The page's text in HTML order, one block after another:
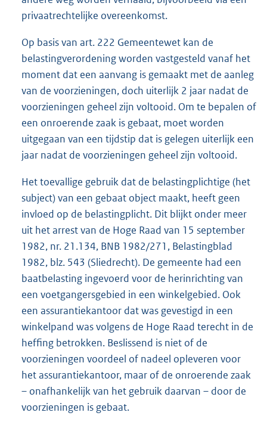
privaatrechtelijke overeenkomst.
Op basis van art. 222 Gemeentewet kan de
belastingverordening worden vastgesteld vanaf het
moment dat een aanvang is gemaakt met de aanleg
van de voorzieningen, doch uiterlijk 2 jaar nadat de
voorzieningen geheel zijn voltooid. Om te bepalen of
een onroerende zaak is gebaat, moet worden
uitgegaan van een tijdstip dat is gelegen uiterlijk een
jaar nadat de voorzieningen geheel zijn voltooid.
Het toevallige gebruik dat de belastingplichtige (het
subject) van een gebaat object maakt, heeft geen
invloed op de belastingplicht. Dit blijkt onder meer
uit het arrest van de Hoge Raad van 15 september
1982, nr. 21.134, BNB 1982/271, Belastingblad
1982, blz. 543 (Sliedrecht). De gemeente had een
baatbelasting ingevoerd voor de herinrichting van
een voetgangersgebied in een winkelgebied. Ook
een assurantiekantoor dat was gevestigd in een
winkelpand was volgens de Hoge Raad terecht in de
heffing betrokken. Beslissend is niet of de
voorzieningen voordeel of nadeel opleveren voor
het assurantiekantoor, maar of de onroerende zaak
– onafhankelijk van het gebruik daarvan – door de
voorzieningen is gebaat.